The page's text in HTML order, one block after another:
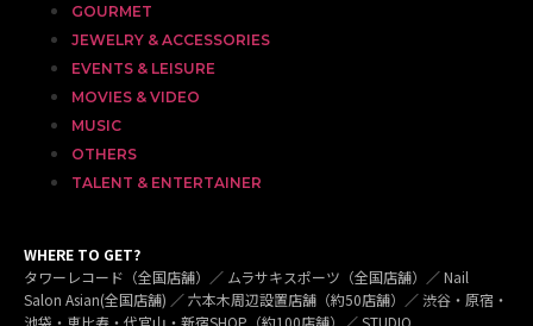
GOURMET
JEWELRY & ACCESSORIES
EVENTS & LEISURE
MOVIES & VIDEO
MUSIC
OTHERS
TALENT & ENTERTAINER
WHERE TO GET?
タワーレコード（全国店舗）／ ムラサキスポーツ（全国店舗）／ Nail
Salon Asian(全国店舗) ／ 六本木周辺設置店舗（約50店舗）／ 渋谷・原宿・
池袋・恵比寿・代官山・新宿SHOP（約100店舗）／ STUDIO